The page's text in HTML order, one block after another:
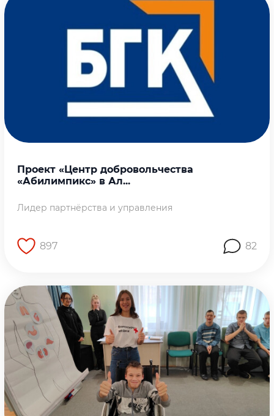
Проект «Центр добровольчества
«Абилимпикс» в Ал...
Лидер партнёрства и управления
897 82